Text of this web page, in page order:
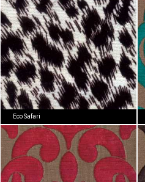
Eco Safari